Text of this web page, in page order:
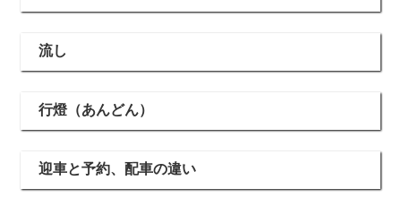
流し
行燈（あんどん）
迎車と予約、配車の違い